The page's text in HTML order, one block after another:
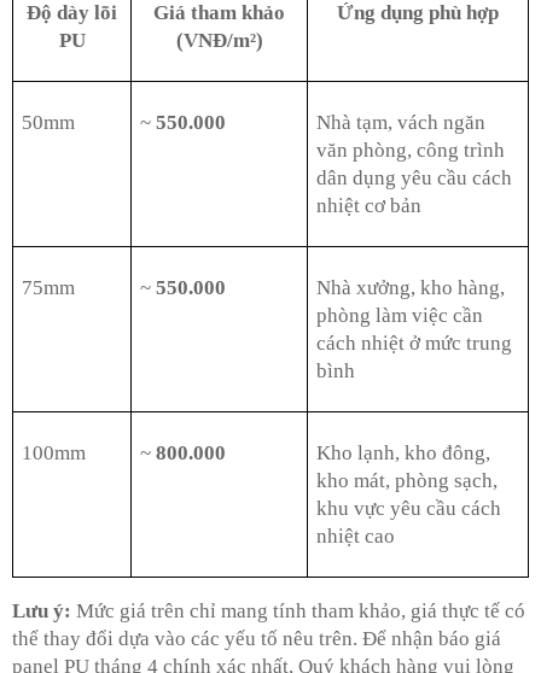
Độ dày lõi
PU
Giá tham khảo
(VNĐ/m²)
Ứng dụng phù hợp
50mm ~ 550.000
Nhà tạm, vách ngăn
văn phòng, công trình
dân dụng yêu cầu cách
nhiệt cơ bản
75mm ~ 550.000
Nhà xưởng, kho hàng,
phòng làm việc cần
cách nhiệt ở mức trung
bình
100mm ~ 800.000
Kho lạnh, kho đông,
kho mát, phòng sạch,
khu vực yêu cầu cách
nhiệt cao
Lưu ý: Mức giá trên chỉ mang tính tham khảo, giá thực tế có
thể thay đổi dựa vào các yếu tố nêu trên. Để nhận báo giá
panel PU tháng 4 chính xác nhất, Quý khách hàng vui lòng